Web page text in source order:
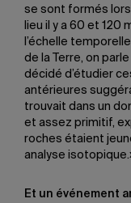
se sont formés lors
lieu il y a 60 et 120
l’échelle
de la Terre, on
décidé d’étudier
antérieures
trouvait dans un
et assez primitif,
roches étaient
analyse
Et un événement